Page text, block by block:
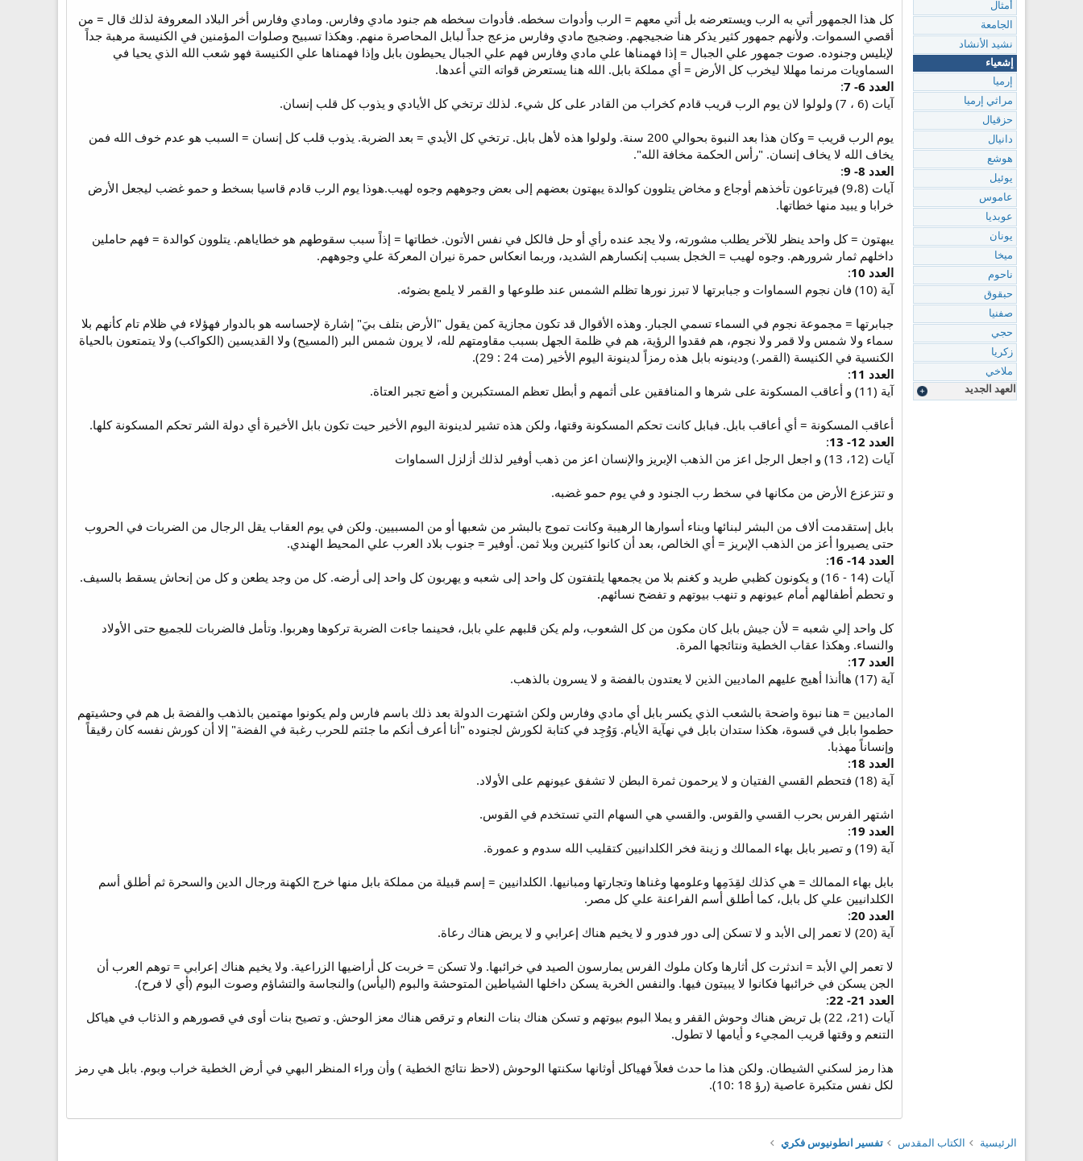
كل هذا الجمهور أتي به الرب ويستعرضه بل أتي معهم = الرب وأدوات سخطه. فأدوات سخطه هم جنود مادي وفارس. ومادي وفارس أخر البلاد المعروفة لذلك قال = من
أقصي السموات. ولأنهم جمهور كثير يذكر هنا ضجيجهم. وضجيج مادي وفارس مزعج جداً لبابل المحاصرة منهم. وهكذا تسبيح وصلوات المؤمنين في الكنيسة مرهبة جداً
لإبليس وجنوده. صوت جمهور علي الجبال = إذا فهمناها علي مادي وفارس فهم علي الجبال يحيطون بابل وإذا فهمناها علي الكنيسة فهو شعب الله الذي يحيا في
السماويات مرنما مهللا ليخرب كل الأرض = أي مملكة بابل. الله هنا يستعرض قواته التي أعدها.
العدد 6- 7
:
آيات (6 ، 7) ولولوا لان يوم الرب قريب قادم كخراب من القادر على كل شيء. لذلك ترتخي كل الأيادي و يذوب كل قلب إنسان.
يوم الرب قريب = وكان هذا بعد النبوة بحوالي 200 سنة. ولولوا هذه لأهل بابل. ترتخي كل الأيدي = بعد الضربة. يذوب قلب كل إنسان = السبب هو عدم خوف الله فمن
يخاف الله لا يخاف إنسان. "رأس الحكمة مخافة الله".
العدد 8- 9
:
آيات (9،8) فيرتاعون تأخذهم أوجاع و مخاض يتلوون كوالدة يبهتون بعضهم إلى بعض وجوههم وجوه لهيب.هوذا يوم الرب قادم قاسيا بسخط و حمو غضب ليجعل الأرض
خرابا و يبيد منها خطاتها.
يبهتون = كل واحد ينظر للآخر يطلب مشورته، ولا يجد عنده رأي أو حل فالكل في نفس الأتون. خطاتها = إذاً سبب سقوطهم هو خطاياهم. يتلوون كوالدة = فهم حاملين
داخلهم ثمار شرورهم. وجوه لهيب = الخجل بسبب إنكسارهم الشديد، وربما انعكاس حمرة نيران المعركة علي وجوههم.
العدد 10
:
آية (10) فان نجوم السماوات و جبابرتها لا تبرز نورها تظلم الشمس عند طلوعها و القمر لا يلمع بضوئه.
جبابرتها = مجموعة نجوم في السماء تسمي الجبار. وهذه الأقوال قد تكون مجازية كمن يقول "الأرض بتلف بيَ" إشارة لإحساسه هو بالدوار فهؤلاء في ظلام تام كأنهم بلا
سماء ولا شمس ولا قمر ولا نجوم، هم فقدوا الرؤية، هم في ظلمة الجهل بسبب مقاومتهم لله، لا يرون شمس البر (المسيح) ولا القديسين (الكواكب) ولا يتمتعون بالحياة
الكنسية في الكنيسة (القمر.) ودينونه بابل هذه رمزاً لدينونة اليوم الأخير (مت 24 : 29).
العدد 11
:
آية (11) و أعاقب المسكونة على شرها و المنافقين على أثمهم و أبطل تعظم المستكبرين و أضع تجبر العتاة.
أعاقب المسكونة = أي أعاقب بابل. فبابل كانت تحكم المسكونة وقتها، ولكن هذه تشير لدينونة اليوم الأخير حيت تكون بابل الأخيرة أي دولة الشر تحكم المسكونة كلها.
العدد 12- 13
:
آيات (12، 13) و اجعل الرجل اعز من الذهب الإبريز والإنسان اعز من ذهب أوفير لذلك أزلزل السماوات
و تتزعزع الأرض من مكانها في سخط رب الجنود و في يوم حمو غضبه.
بابل إستقدمت ألاف من البشر لبنائها وبناء أسوارها الرهيبة وكانت تموج بالبشر من شعبها أو من المسبيين. ولكن في يوم العقاب يقل الرجال من الضربات في الحروب
حتى يصيروا أعز من الذهب الإبريز = أي الخالص، بعد أن كانوا كثيرين وبلا ثمن. أوفير = جنوب بلاد العرب علي المحيط الهندي.
العدد 14- 16
:
آيات (14 - 16) و يكونون كظبي طريد و كغنم بلا من يجمعها يلتفتون كل واحد إلى شعبه و يهربون كل واحد إلى أرضه. كل من وجد يطعن و كل من إنحاش يسقط بالسيف.
و تحطم أطفالهم أمام عيونهم و تنهب بيوتهم و تفضح نسائهم.
كل واحد إلي شعبه = لأن جيش بابل كان مكون من كل الشعوب، ولم يكن قلبهم علي بابل، فحينما جاءت الضربة تركوها وهربوا. وتأمل فالضربات للجميع حتى الأولاد
والنساء. وهكذا عقاب الخطية ونتائجها المرة.
العدد 17
:
آية (17) هاأنذا أهيج عليهم الماديين الذين لا يعتدون بالفضة و لا يسرون بالذهب.
الماديين = هنا نبوة واضحة بالشعب الذي يكسر بابل أي مادي وفارس ولكن اشتهرت الدولة بعد ذلك باسم فارس ولم يكونوا مهتمين بالذهب والفضة بل هم في وحشيتهم
حطموا بابل في قسوة، هكذا ستدان بابل في نهآية الأيام. وَوُجِد في كتابة لكورش لجنوده "أنا أعرف أنكم ما جئتم للحرب رغبة في الفضة" إلا أن كورش نفسه كان رقيقاً
وإنساناً مهذبا.
العدد 18
:
آية (18) فتحطم القسي الفتيان و لا يرحمون ثمرة البطن لا تشفق عيونهم على الأولاد.
اشتهر الفرس بحرب القسي والقوس. والقسي هي السهام التي تستخدم في القوس.
العدد 19
:
آية (19) و تصير بابل بهاء الممالك و زينة فخر الكلدانيين كتقليب الله سدوم و عمورة.
بابل بهاء الممالك = هي كذلك لقِدَمِها وعلومها وغناها وتجارتها ومبانيها. الكلدانيين = إسم قبيلة من مملكة بابل منها خرج الكهنة ورجال الدين والسحرة ثم أطلق أسم
الكلدانيين علي كل بابل، كما أطلق أسم الفراعنة علي كل مصر.
العدد 20
:
آية (20) لا تعمر إلى الأبد و لا تسكن إلى دور فدور و لا يخيم هناك إعرابي و لا يربض هناك رعاة.
لا تعمر إلي الأبد = اندثرت كل أثارها وكان ملوك الفرس يمارسون الصيد في خرائبها. ولا تسكن = خربت كل أراضيها الزراعية. ولا يخيم هناك إعرابي = توهم العرب أن
الجن يسكن في خرائبها فكانوا لا يبيتون فيها. والنفس الخربة يسكن داخلها الشياطين المتوحشة والبوم (اليأس) والنجاسة والتشاؤم وصوت البوم (أي لا فرح).
العدد 21- 22
:
آيات (21، 22) بل تربض هناك وحوش القفر و يملا البوم بيوتهم و تسكن هناك بنات النعام و ترقص هناك معز الوحش. و تصيح بنات أوى في قصورهم و الذئاب في هياكل
التنعم و وقتها قريب المجيء و أيامها لا تطول.
هذا رمز لسكني الشيطان. ولكن هذا ما حدث فعلاً فهياكل أوثانها سكنتها الوحوش (لاحظ نتائج الخطية ) وأن وراء المنظر البهي في أرض الخطية خراب وبوم. بابل هي رمز
لكل نفس متكبرة عاصية (رؤ 18 :10).
أمثال
الجامعة
نشيد الأنشاد
إشعياء
إرميا
مراثي إرميا
حزقيال
دانيال
هوشع
يوئيل
عاموس
عوبديا
يونان
ميخا
ناحوم
حبقوق
صفنيا
حجي
زكريا
ملاخي
العهد الجديد
الرئيسية الكتاب المقدس تفسير انطونيوس فكري